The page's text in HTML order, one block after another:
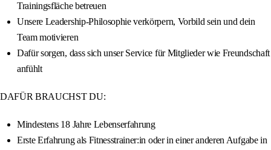
Trainingsfläche betreuen
Unsere Leadership-Philosophie verkörpern, Vorbild sein und dein
Team motivieren
Dafür sorgen, dass sich unser Service für Mitglieder wie Freundschaft
anfühlt
DAFÜR BRAUCHST DU:
Mindestens 18 Jahre Lebenserfahrung
Erste Erfahrung als Fitnesstrainer:in oder in einer anderen Aufgabe in